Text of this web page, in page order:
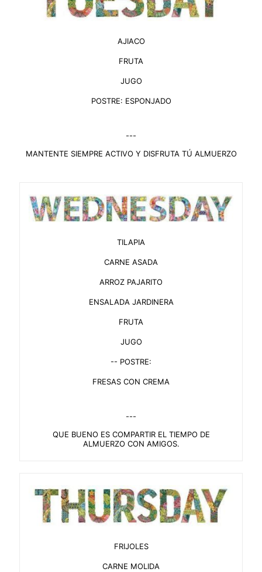
AJIACO
FRUTA
JUGO
POSTRE: ESPONJADO
---
MANTENTE SIEMPRE ACTIVO Y DISFRUTA TÚ ALMUERZO
TILAPIA
CARNE ASADA
ARROZ PAJARITO
ENSALADA JARDINERA
FRUTA
JUGO
-- POSTRE:
FRESAS CON CREMA
---
QUE BUENO ES COMPARTIR EL TIEMPO DE
ALMUERZO CON AMIGOS.
FRIJOLES
CARNE MOLIDA